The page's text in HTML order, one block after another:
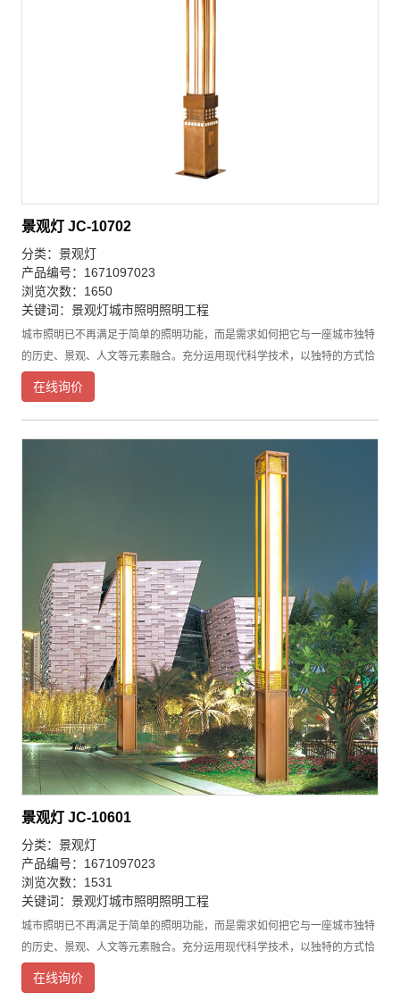
景观灯 JC-10702
分类： 景观灯
产品编号：1671097023
浏览次数：1650
关键词： 景观灯城市照明照明工程
城市照明已不再满足于简单的照明功能，而是需求如何把它与一座城市独特
的历史、景观、人文等元素融合。充分运用现代科学技术，以独特的方式恰
当地表现优良的地域文化和先进的现代文化，景观灯在满足照明需求的同
时，以独特的方式向世人诠释城市丰富的文化内涵
在线询价
景观灯 JC-10601
分类： 景观灯
产品编号：1671097023
浏览次数：1531
关键词： 景观灯城市照明照明工程
城市照明已不再满足于简单的照明功能，而是需求如何把它与一座城市独特
的历史、景观、人文等元素融合。充分运用现代科学技术，以独特的方式恰
当地表现优良的地域文化和先进的现代文化，景观灯在满足照明需求的同
时，以独特的方式向世人诠释城市丰富的文化内涵
在线询价